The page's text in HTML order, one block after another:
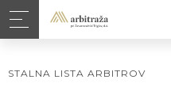
STALNA LISTA ARBITROV